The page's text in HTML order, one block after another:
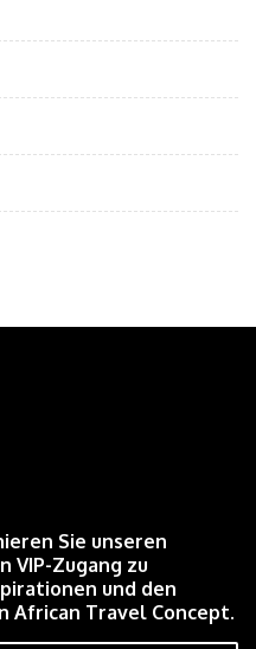
Sie unseren
VIP-Zugang zu
und den
African Travel Concept.